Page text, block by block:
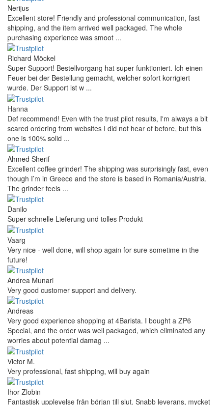
Nerijus
Excellent store! Friendly and professional communication, fast
shipping, and the item arrived well packaged. The whole
purchasing experience was smoot ...
Richard Möckel
Super Support! Bestellvorgang hat super funktioniert. Ich einen
Feuer bei der Bestellung gemacht, welcher sofort korrigiert
wurde. Der Support ist w ...
Hanna
Def recommend! Even with the trust pilot results, I'm always a bit
scared ordering from websites I did not hear of before, but this
one is 100% solid ...
Ahmed Sherif
Excellent coffee grinder! The shipping was surprisingly fast, even
though I’m in Greece and the store is based in Romania/Austria.
The grinder feels ...
Danilo
Super schnelle Lieferung und tolles Produkt
Vaarg
Very nice - well done, will shop again for sure sometime in the
future!
Andrea Munari
Very good customer support and delivery.
Andreas
Very good experience shopping at 4Barista. I bought a ZP6
Special, and the order was well packaged, which eliminated any
worries about potential damag ...
Victor M.
Very professional, fast shipping, will buy again
Ihor Zlobin
Fantastisk upplevelse från början till slut. Snabb leverans, mycket